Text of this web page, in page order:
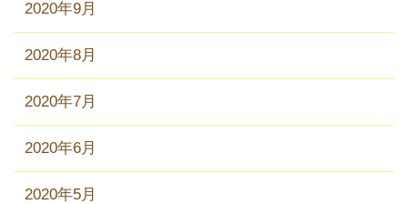
2020年9月
2020年8月
2020年7月
2020年6月
2020年5月